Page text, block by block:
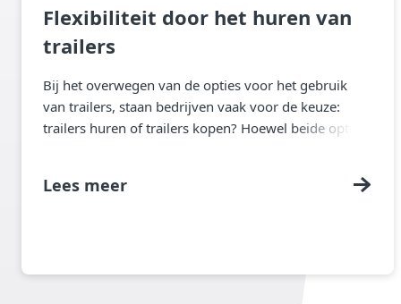
Flexibiliteit door het huren van
trailers
Bij het overwegen van de opties voor het gebruik
van trailers, staan bedrijven vaak voor de keuze:
trailers huren of trailers kopen? Hoewel beide opties
laten zien waarom het voor veel bedrijven een
Lees meer